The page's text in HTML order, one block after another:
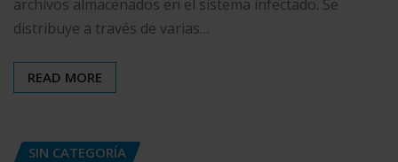
archivos almacenados en el sistema infectado. Se
distribuye a través de varias…
READ MORE
SIN CATEGORÍA